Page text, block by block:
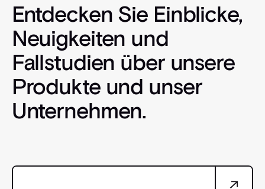
Entdecken Sie Einblicke,
Neuigkeiten und
Fallstudien über unsere
Produkte und unser
Unternehmen.